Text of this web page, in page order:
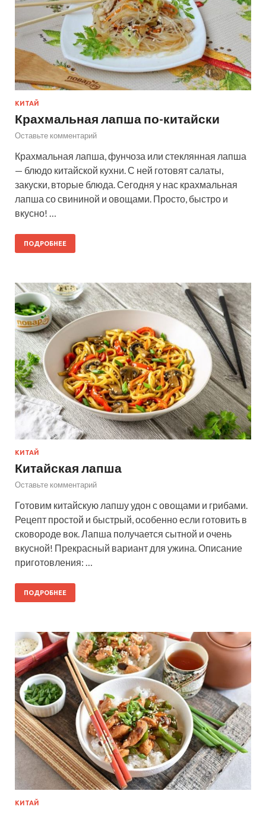
КИТАЙ
Крахмальная лапша по-китайски
Оставьте комментарий
Крахмальная лапша, фунчоза или стеклянная лапша
— блюдо китайской кухни. С ней готовят салаты,
закуски, вторые блюда. Сегодня у нас крахмальная
лапша со свининой и овощами. Просто, быстро и
вкусно! …
ПОДРОБНЕЕ
КИТАЙ
Китайская лапша
Оставьте комментарий
Готовим китайскую лапшу удон с овощами и грибами.
Рецепт простой и быстрый, особенно если готовить в
сковороде вок. Лапша получается сытной и очень
вкусной! Прекрасный вариант для ужина. Описание
приготовления: …
ПОДРОБНЕЕ
КИТАЙ